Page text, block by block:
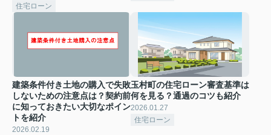
住宅ローン
建築条件付き土地の購入で失敗
しないための注意点は？契約前
に知っておきたい大切なポイン
トを紹介
2026.02.19
玉村町の住宅ローン審査基準は
何を見る？通過のコツも紹介
2026.01.27
住宅ローン